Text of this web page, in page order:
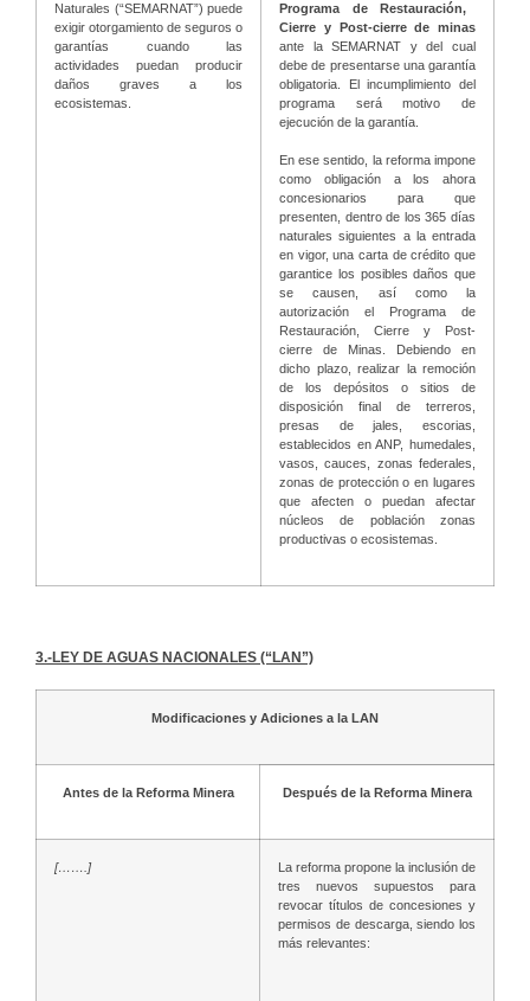
Naturales (“SEMARNAT”) puede
exigir otorgamiento de seguros o
garantías cuando las
actividades puedan producir
daños graves a los
ecosistemas.
Programa de Restauración,
Cierre y Post-cierre de minas
ante la SEMARNAT y del cual
debe de presentarse una garantía
obligatoria. El incumplimiento del
programa será motivo de
ejecución de la garantía.
En ese sentido, la reforma impone
como obligación a los ahora
concesionarios para que
presenten, dentro de los 365 días
naturales siguientes a la entrada
en vigor, una carta de crédito que
garantice los posibles daños que
se causen, así como la
autorización el Programa de
Restauración, Cierre y Post-
cierre de Minas. Debiendo en
dicho plazo, realizar la remoción
de los depósitos o sitios de
disposición final de terreros,
presas de jales, escorias,
establecidos en ANP, humedales,
vasos, cauces, zonas federales,
zonas de protección o en lugares
que afecten o puedan afectar
núcleos de población zonas
productivas o ecosistemas.
3.-LEY DE AGUAS NACIONALES (“LAN”)
Modificaciones y Adiciones a la LAN
Antes de la Reforma Minera Después de la Reforma Minera
[…….]
La reforma propone la inclusión de
tres nuevos supuestos para
revocar títulos de concesiones y
permisos de descarga, siendo los
más relevantes: